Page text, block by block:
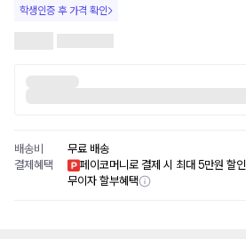
학생인증 후 가격 확인
배송비
무료 배송
결제혜택
페이코머니로 결제 시 최대 5만원 할인
무이자 할부혜택